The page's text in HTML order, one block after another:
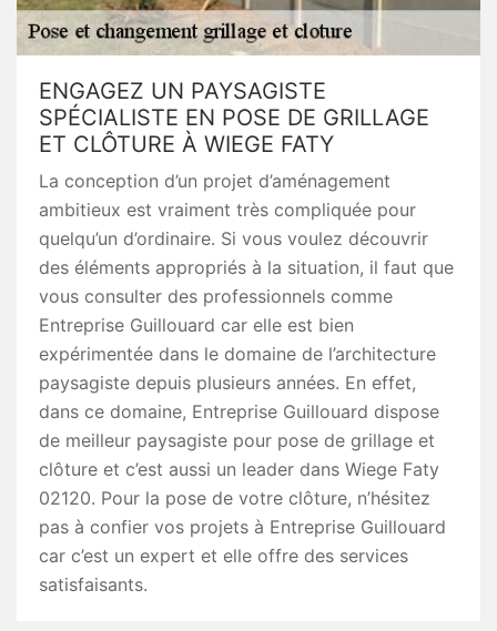
ENGAGEZ UN PAYSAGISTE
SPÉCIALISTE EN POSE DE GRILLAGE
ET CLÔTURE À WIEGE FATY
La conception d’un projet d’aménagement
ambitieux est vraiment très compliquée pour
quelqu’un d’ordinaire. Si vous voulez découvrir
des éléments appropriés à la situation, il faut que
vous consulter des professionnels comme
Entreprise Guillouard car elle est bien
expérimentée dans le domaine de l’architecture
paysagiste depuis plusieurs années. En effet,
dans ce domaine, Entreprise Guillouard dispose
de meilleur paysagiste pour pose de grillage et
clôture et c’est aussi un leader dans Wiege Faty
02120. Pour la pose de votre clôture, n’hésitez
pas à confier vos projets à Entreprise Guillouard
car c’est un expert et elle offre des services
satisfaisants.